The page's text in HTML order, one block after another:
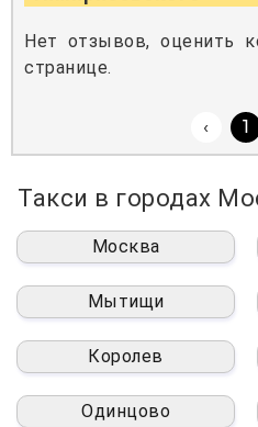
Нет отзывов, оценить
странице.
‹ 1
Такси в городах
Москва
Мытищи
Королев
Одинцово